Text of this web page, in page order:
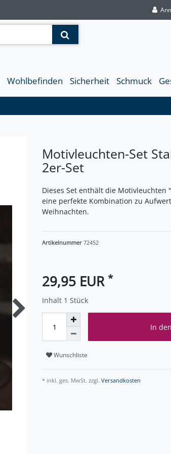
Wohlbefinden Sicherheit Schmuck
Motivleuchten-Set
2er-Set
Dieses Set enthält die Motivleuchten
eine perfekte Kombination zu
Weihnachten.
Artikelnummer 72452
29,95 EUR *
Inhalt 1 Stück
In
Wunschliste
* inkl. ges. MwSt. zzgl. Versandkosten